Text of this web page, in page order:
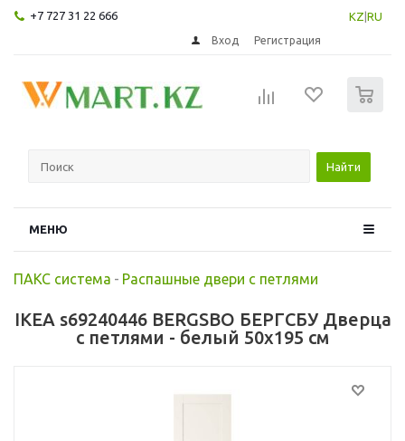
+7 727 31 22 666 KZ RU
Вход Регистрация
Найти
МЕНЮ
ПАКС система - Распашные двери с петлями
IKEA s69240446 BERGSBO БЕРГСБУ Дверца
с петлями - белый 50x195 см